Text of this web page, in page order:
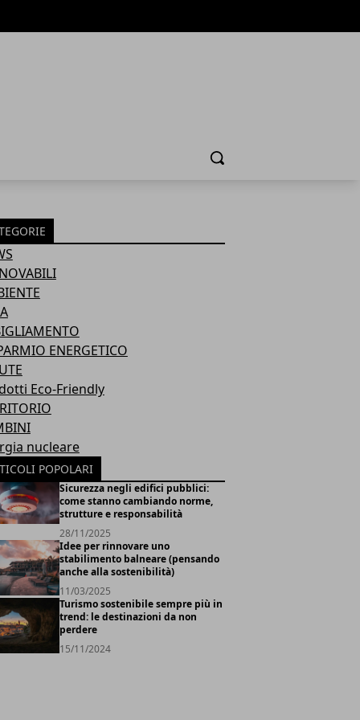
Cerca
ENERGETICO
Eco-Friendly
nucleare
POPOLARI
Sicurezza negli edifici pubblici:
come stanno cambiando norme,
strutture e responsabilità
28/11/2025
Idee per rinnovare uno
stabilimento balneare (pensando
anche alla sostenibilità)
11/03/2025
Turismo sostenibile sempre più in
trend: le destinazioni da non
perdere
15/11/2024